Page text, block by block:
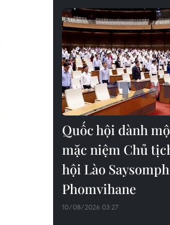
Quốc hội dành
mặc niệm Chủ
hội Lào
Phomvihane
10/08/2026 03:27